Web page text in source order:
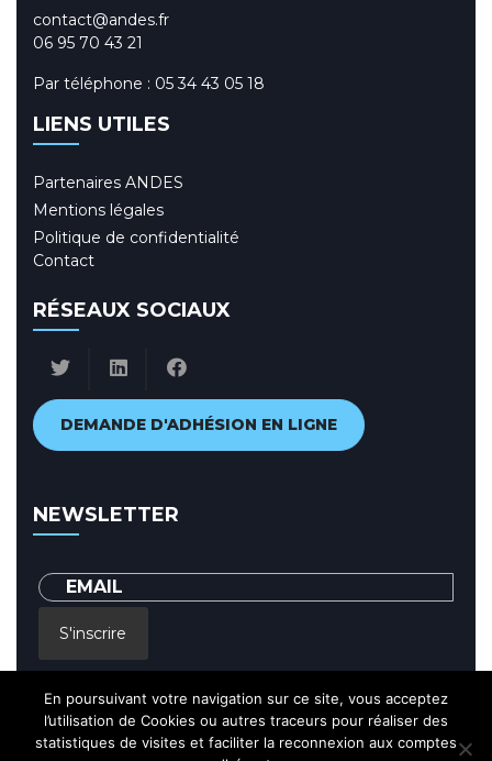
contact@andes.fr
06 95 70 43 21
Par téléphone : 05 34 43 05 18
LIENS UTILES
Partenaires ANDES
Mentions légales
Politique de confidentialité
Contact
RÉSEAUX SOCIAUX
DEMANDE D'ADHÉSION EN LIGNE
NEWSLETTER
S'inscrire
En renseignant votre adresse email, vous acceptez de recevoir par
courrier electronique notre lettre d'information et vous prenez
connaissance de notre Politique de confidentialité
En poursuivant votre navigation sur ce site, vous acceptez
l’utilisation de Cookies ou autres traceurs pour réaliser des
statistiques de visites et faciliter la reconnexion aux comptes